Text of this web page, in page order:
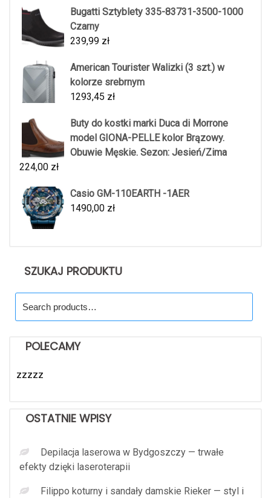
Bugatti Sztyblety 335-83731-3500-1000
Czarny
239,99 zł
American Tourister Walizki (3 szt.) w
kolorze srebrnym
1293,45 zł
Buty do kostki marki Duca di Morrone
model GIONA-PELLE kolor Brązowy.
Obuwie Męskie. Sezon: Jesień/Zima
224,00 zł
Casio GM-110EARTH -1AER
1490,00 zł
SZUKAJ PRODUKTU
for:
POLECAMY
zzzzz
OSTATNIE WPISY
Depilacja laserowa w Bydgoszczy — trwałe
efekty dzięki laseroterapii
Filippo koturny i sandały damskie Rieker — styl i